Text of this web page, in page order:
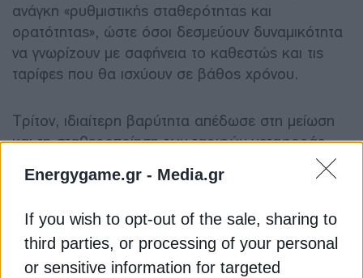
Energygame.gr - Media.gr
If you wish to opt-out of the sale, sharing to
third parties, or processing of your personal
or sensitive information for targeted
ανάγκη «ρυθμιστικής σταθερότητας και
ορατότητας», ώστε όσοι δεσμεύουν δυναμικότητα
να γνωρίζουν με σαφήνεια το καθεστώς και τις
ταρίφες που θα ισχύουν σε βάθος χρόνου.
Τρίτον, ιδιαίτερη βαρύτητα απέδωσε στη μείωση
και τη σταθεροποίηση των ταριφών μεταφοράς.
Σύμφωνα με την ίδια, όσο μεγαλύτερη και πιο
μακροπρόθεσμη είναι η δέσμευση δυναμικότητας,
των χρεώσεων. Αντίθετα, όταν δεν υπάρχει
προβλεψιμότητα, οι διαχειριστές υποδομών
αναγκάζονται να μετακυλίουν υψηλότερο κόστος